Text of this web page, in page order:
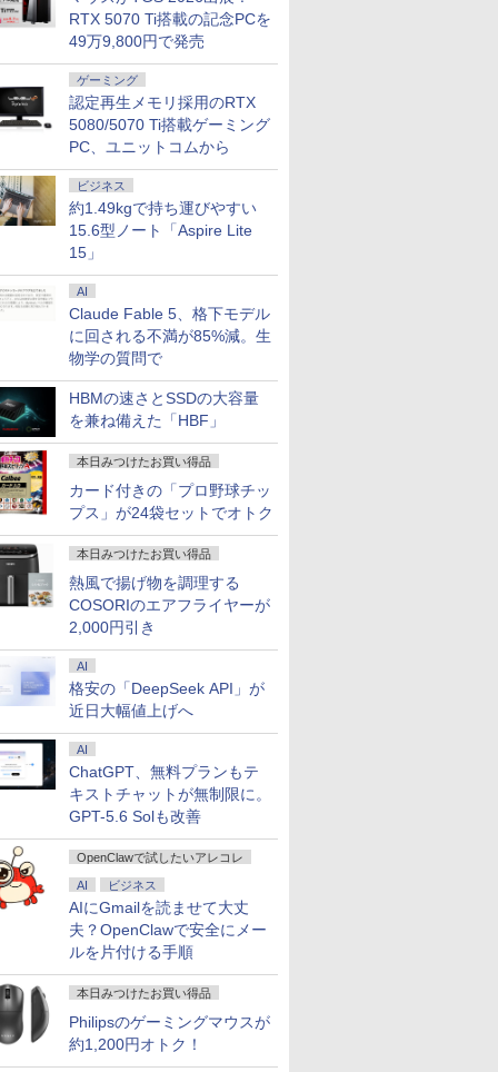
RTX 5070 Ti搭載の記念PCを
49万9,800円で発売
ゲーミング
認定再生メモリ採用のRTX
5080/5070 Ti搭載ゲーミング
PC、ユニットコムから
ビジネス
約1.49kgで持ち運びやすい
15.6型ノート「Aspire Lite
15」
AI
Claude Fable 5、格下モデル
に回される不満が85%減。生
物学の質問で
HBMの速さとSSDの大容量
を兼ね備えた「HBF」
本日みつけたお買い得品
カード付きの「プロ野球チッ
プス」が24袋セットでオトク
本日みつけたお買い得品
熱風で揚げ物を調理する
COSORIのエアフライヤーが
2,000円引き
AI
格安の「DeepSeek API」が
近日大幅値上げへ
AI
ChatGPT、無料プランもテ
キストチャットが無制限に。
GPT-5.6 Solも改善
OpenClawで試したいアレコレ
AI ビジネス
AIにGmailを読ませて大丈
夫？OpenClawで安全にメー
ルを片付ける手順
本日みつけたお買い得品
Philipsのゲーミングマウスが
約1,200円オトク！